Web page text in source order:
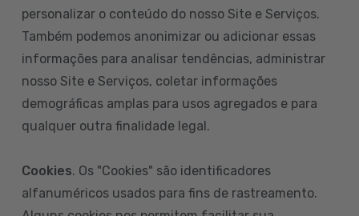
personalizar o conteúdo do nosso Site e Serviços.
Também podemos anonimizar ou adicionar essas
informações para analisar tendências, administrar
nosso Site e Serviços, coletar informações
demográficas amplas para usos agregados e para
qualquer outra finalidade legal.
Cookies. Os "Cookies" são identificadores
alfanuméricos usados para fins de rastreamento.